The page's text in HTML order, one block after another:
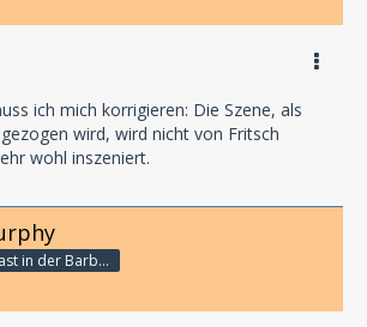
ich mich korrigieren: Die Szene, als
wird, wird nicht von Fritsch
wohl inszeniert.
Stammgast in der Barbarabar